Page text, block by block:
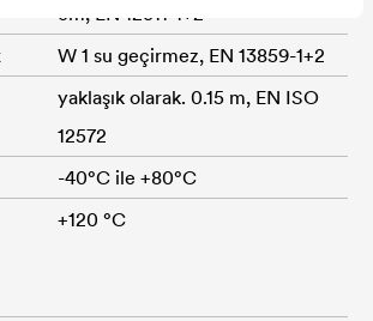
cm, EN 12311-1+2
W 1 su geçirmez, EN 13859-1+2
yaklaşık olarak. 0.15 m, EN ISO
12572
-40°C ile +80°C
+120 °C